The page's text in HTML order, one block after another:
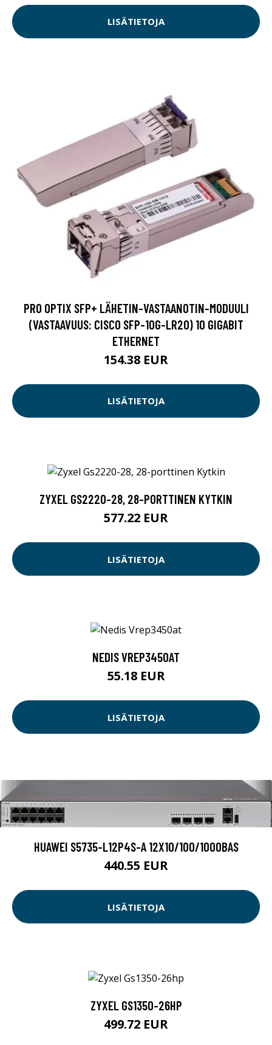
LISÄTIETOJA
PRO OPTIX SFP+ LÄHETIN-VASTAANOTIN-MODUULI
(VASTAAVUUS: CISCO SFP-10G-LR20) 10 GIGABIT
ETHERNET
154.38 EUR
LISÄTIETOJA
ZYXEL GS2220-28, 28-PORTTINEN KYTKIN
577.22 EUR
LISÄTIETOJA
NEDIS VREP3450AT
55.18 EUR
LISÄTIETOJA
HUAWEI S5735-L12P4S-A 12X10/100/1000BAS
440.55 EUR
LISÄTIETOJA
ZYXEL GS1350-26HP
499.72 EUR